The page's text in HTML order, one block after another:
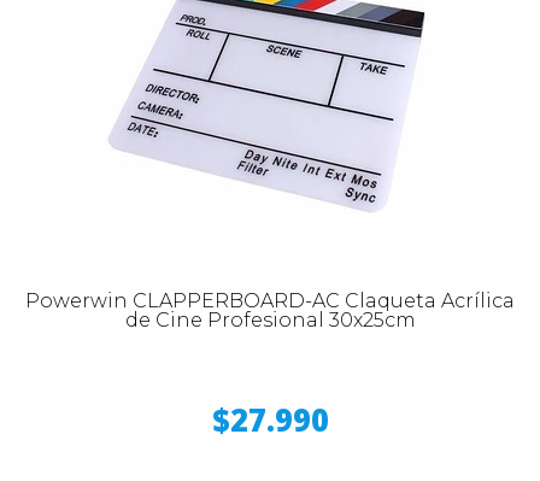
Powerwin CLAPPERBOARD-AC Claqueta Acrílica
de Cine Profesional 30x25cm
$27.990